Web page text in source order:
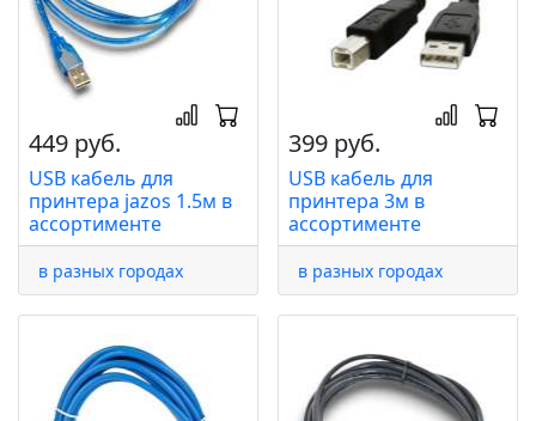
449 руб.
USB кабель для
принтера jazos 1.5м в
ассортименте
в разных городах
399 руб.
USB кабель для
принтера 3м в
ассортименте
в разных городах